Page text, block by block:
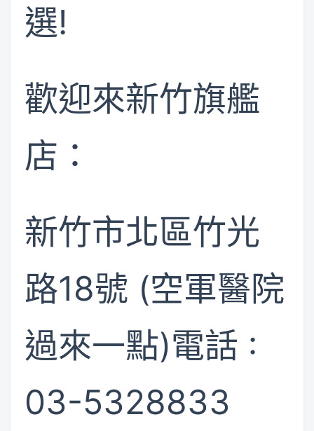
選!
歡迎來新竹旗艦
店：
新竹市北區竹光
路18號 (空軍醫院
過來一點)電話 :
03-5328833